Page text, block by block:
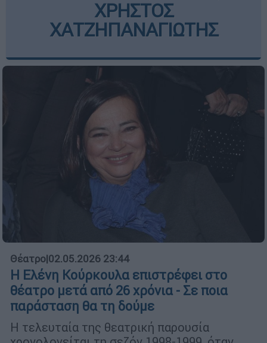
ΧΡΗΣΤΟΣ
ΧΑΤΖΗΠΑΝΑΓΙΩΤΗΣ
Θέατρο|02.05.2026 23:44
Η Ελένη Κούρκουλα επιστρέφει στο
θέατρο μετά από 26 χρόνια - Σε ποια
παράσταση θα τη δούμε
Η τελευταία της θεατρική παρουσία